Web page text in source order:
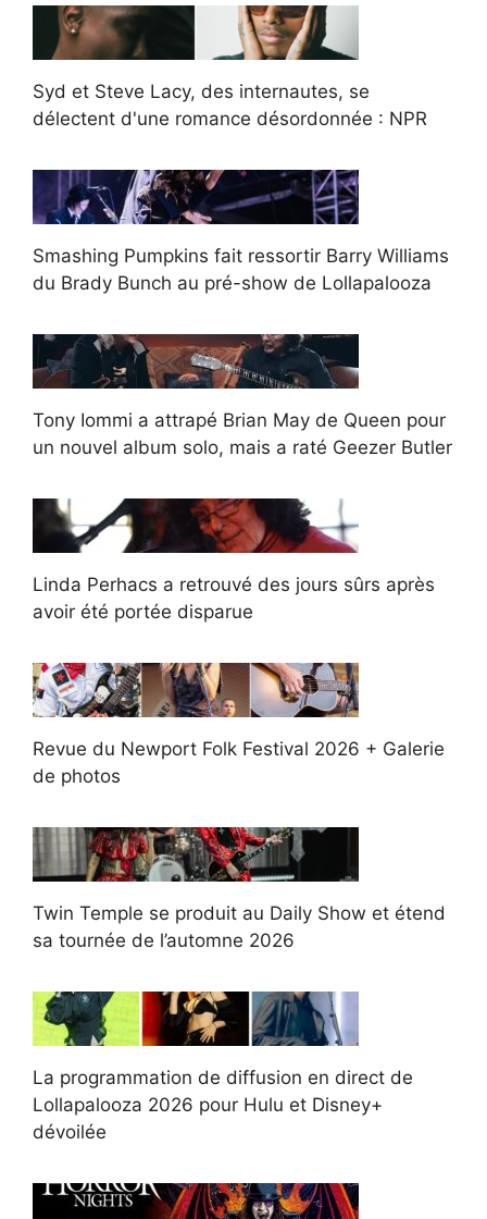
Syd et Steve Lacy, des internautes, se
délectent d'une romance désordonnée : NPR
Smashing Pumpkins fait ressortir Barry Williams
du Brady Bunch au pré-show de Lollapalooza
Tony Iommi a attrapé Brian May de Queen pour
un nouvel album solo, mais a raté Geezer Butler
Linda Perhacs a retrouvé des jours sûrs après
avoir été portée disparue
Revue du Newport Folk Festival 2026 + Galerie
de photos
Twin Temple se produit au Daily Show et étend
sa tournée de l’automne 2026
La programmation de diffusion en direct de
Lollapalooza 2026 pour Hulu et Disney+
dévoilée